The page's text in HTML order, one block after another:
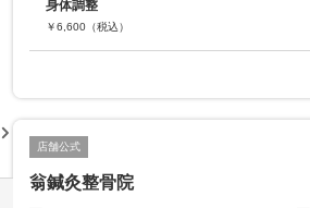
身体調整
￥6,600 （税込）
店舗公式
翁鍼灸整骨院